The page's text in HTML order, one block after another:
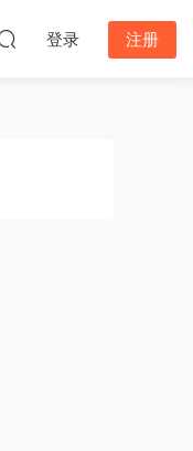
登录 注册